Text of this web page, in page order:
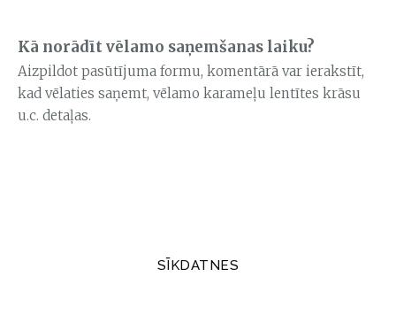
Kā norādīt vēlamo saņemšanas laiku?
Aizpildot pasūtījuma formu, komentārā var ierakstīt,
kad vēlaties saņemt, vēlamo karameļu lentītes krāsu
u.c. detaļas.
SĪKDATNES